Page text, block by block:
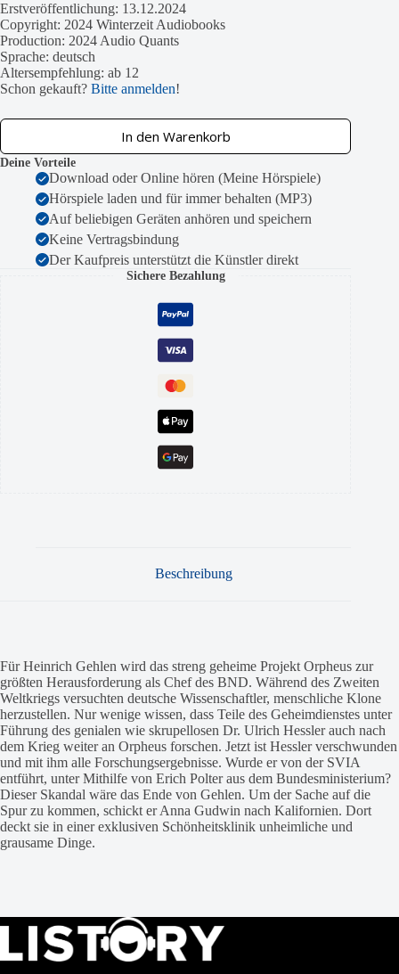
Erstveröffentlichung: 13.12.2024
Copyright: 2024 Winterzeit Audiobooks
Production: 2024 Audio Quants
Sprache: deutsch
Altersempfehlung: ab 12
Schon gekauft? Bitte anmelden!
In den Warenkorb
Deine Vorteile
Download oder Online hören (Meine Hörspiele)
Hörspiele laden und für immer behalten (MP3)
Auf beliebigen Geräten anhören und speichern
Keine Vertragsbindung
Der Kaufpreis unterstützt die Künstler direkt
Sichere Bezahlung
Beschreibung
Für Heinrich Gehlen wird das streng geheime Projekt Orpheus zur
größten Herausforderung als Chef des BND. Während des Zweiten
Weltkriegs versuchten deutsche Wissenschaftler, menschliche Klone
herzustellen. Nur wenige wissen, dass Teile des Geheimdienstes unter
Führung des genialen wie skrupellosen Dr. Ulrich Hessler auch nach
dem Krieg weiter an Orpheus forschen. Jetzt ist Hessler verschwunden
und mit ihm alle Forschungsergebnisse. Wurde er von der SVIA
entführt, unter Mithilfe von Erich Polter aus dem Bundesministerium?
Dieser Skandal wäre das Ende von Gehlen. Um der Sache auf die
Spur zu kommen, schickt er Anna Gudwin nach Kalifornien. Dort
deckt sie in einer exklusiven Schönheitsklinik unheimliche und
grausame Dinge.